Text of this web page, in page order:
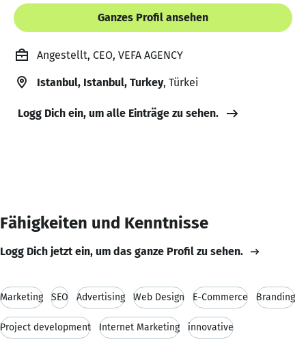
Ganzes Profil ansehen
Angestellt, CEO, VEFA AGENCY
Istanbul, Istanbul, Turkey, Türkei
Logg Dich ein, um alle Einträge zu sehen.
Fähigkeiten und Kenntnisse
Logg Dich jetzt ein, um das ganze Profil zu sehen.
Marketing SEO Advertising Web Design E-Commerce Branding
Project development Internet Marketing innovative